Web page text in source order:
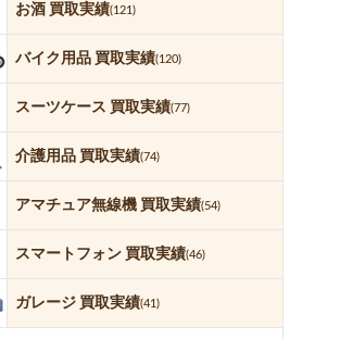
お酒 買取実績(121)
バイク用品 買取実績(120)
スーツケース 買取実績(77)
介護用品 買取実績(74)
アマチュア無線機 買取実績(54)
スマートフォン 買取実績(46)
ガレージ 買取実績(41)